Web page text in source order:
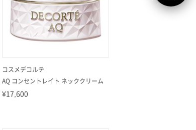
コスメデコルテ
AQ コンセントレイト ネッククリーム
¥17,600